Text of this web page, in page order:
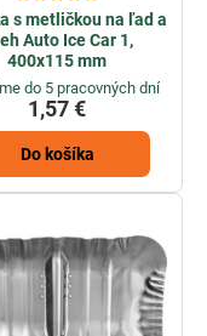
s metličkou na ľad a
Auto Ice Car 1,
400x115 mm
do 5 pracovných dní
1,57 €
Do košíka